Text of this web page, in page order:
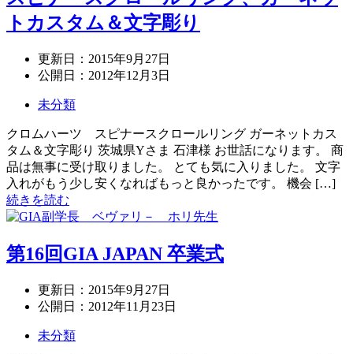
トカスタム＆文字彫り
更新日： 2015年9月27日
公開日： 2012年12月3日
未分類
クロムハーツ スピナースクロールリング ガーネットカス
タム＆文字彫り 茨城県Yさま 石津様 お世話になります。 商
品は無事に受け取りました。 とても気に入りました。 文字
入れがもう少し安くなればもっと良かったです。 機会 […]
続きを読む
第16回GIA JAPAN 卒業式
更新日： 2015年9月27日
公開日： 2012年11月23日
未分類